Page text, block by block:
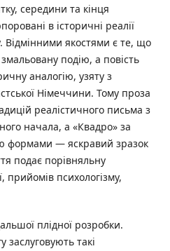
середини та кінця
в історичні реалії
Відмінними якостями є те, що
подію, а повість
аналогію, узяту з
Німеччини. Тому проза
реалістичного письма з
начала, а «Квадро» за
формами — яскравий зразок
подає порівняльну
прийомів психологізму,
плідної розробки.
заслуговують такі